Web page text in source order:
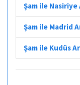
Şam ile Nasiriye
Şam ile Madrid
Şam ile Kudüs